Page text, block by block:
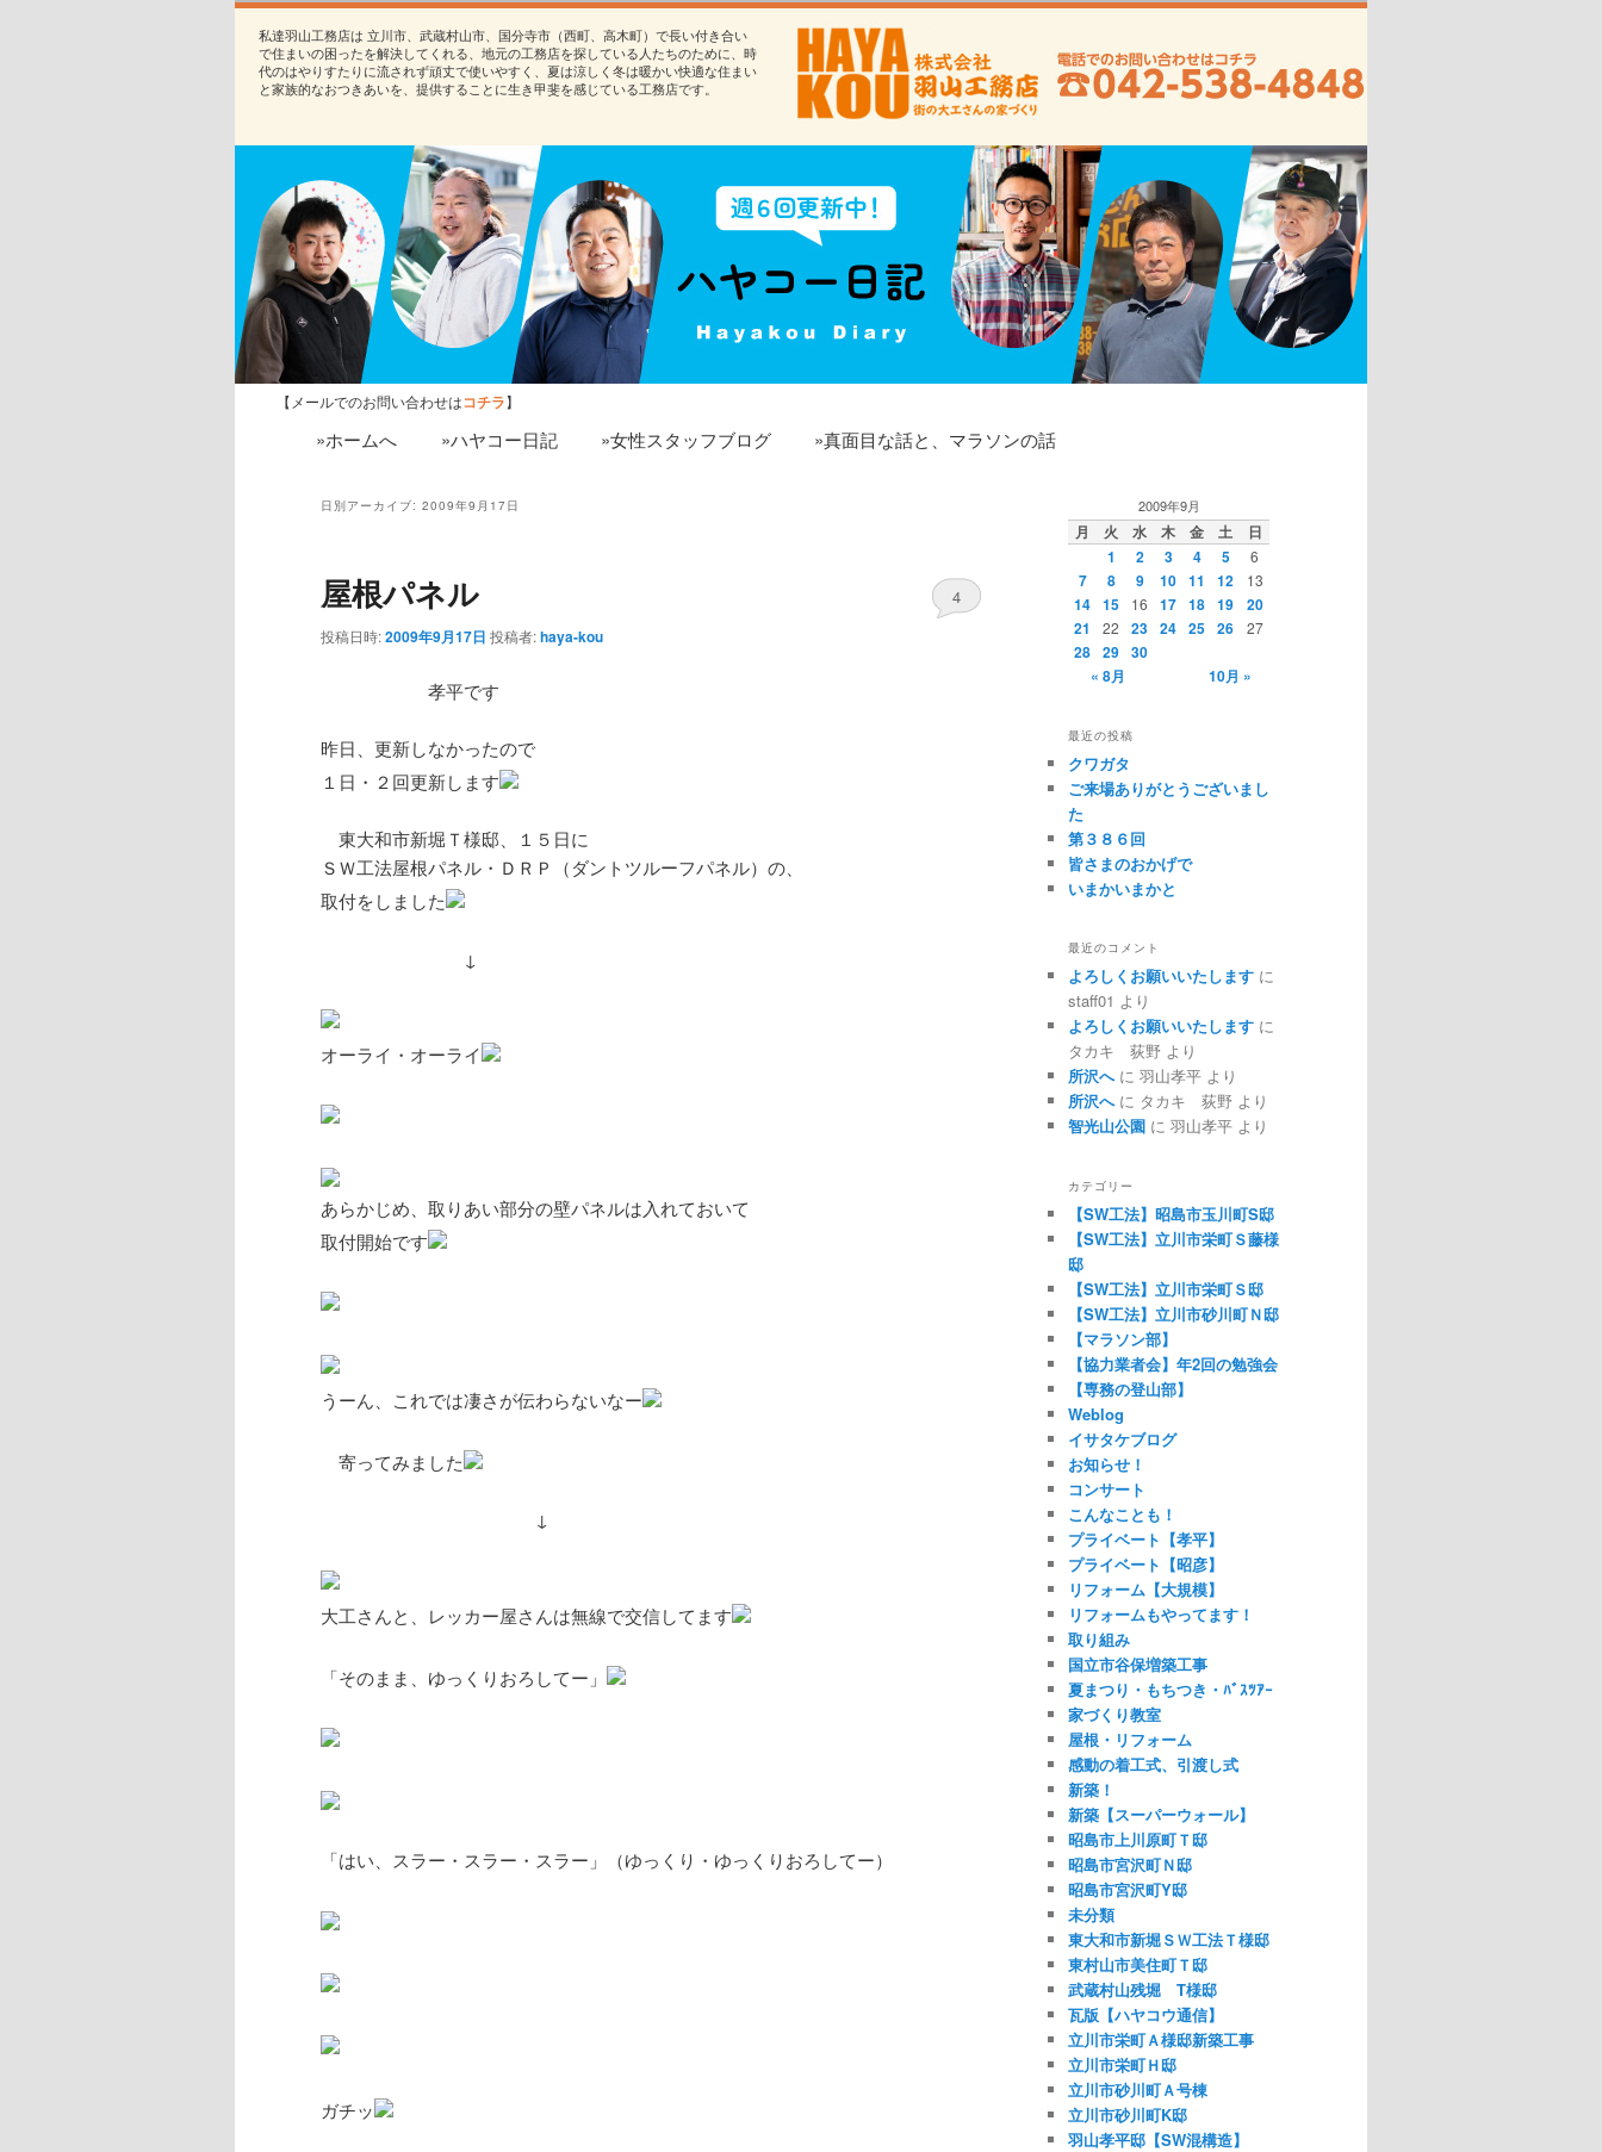
私達羽山工務店は 立川市、武蔵村山市、国分寺市（西町、高木町）で長い付き合い
で住まいの困ったを解決してくれる、地元の工務店を探している人たちのために、時
代のはやりすたりに流されず頑丈で使いやすく、夏は涼しく冬は暖かい快適な住まい
と家族的なおつきあいを、提供することに生き甲斐を感じている工務店です。
【メールでのお問い合わせはコチラ】
»ホームへ »ハヤコー日記 »女性スタッフブログ »真面目な話と、マラソンの話
日別アーカイブ:2009年9月17日
屋根パネル
投稿日時:2009年9月17日 投稿者:haya-kou
4
孝平です
昨日、更新しなかったので
１日・２回更新します
東大和市新堀Ｔ様邸、１５日に
ＳＷ工法屋根パネル・ＤＲＰ（ダントツルーフパネル）の、
取付をしました
↓
オーライ・オーライ
あらかじめ、取りあい部分の壁パネルは入れておいて
取付開始です
うーん、これでは凄さが伝わらないなー
寄ってみました
↓
大工さんと、レッカー屋さんは無線で交信してます
「そのまま、ゆっくりおろしてー」
「はい、スラー・スラー・スラー」（ゆっくり・ゆっくりおろしてー）
ガチッ
2009年9月
月 火 水 木 金 土
日
1
2 3 4 5 6
7 8 9 10 11 12 13
14 15 16 17 18 19
20
21
22 23 24 25 26 27
28 29 30
« 8月
10月 »
最近の投稿
クワガタ
ご来場ありがとうございまし
た
第３８６回
皆さまのおかげで
いまかいまかと
最近のコメント
よろしくお願いいたします に
staff01 より
よろしくお願いいたします に
タカキ 荻野 より
所沢へに羽山孝平 より
所沢へに タカキ 荻野 より
智光山公園 に羽山孝平 より
カテゴリー
【SW工法】昭島市玉川町S邸
【SW工法】立川市栄町Ｓ藤様
邸
【SW工法】立川市栄町Ｓ邸
【SW工法】立川市砂川町Ｎ邸
【マラソン部】
【協力業者会】年2回の勉強会
【専務の登山部】
Weblog
イサタケブログ
お知らせ！
コンサート
こんなことも！
プライベート【孝平】
プライベート【昭彦】
リフォーム【大規模】
リフォームもやってます！
取り組み
国立市谷保増築工事
夏まつり・もちつき・ﾊﾞｽﾂｱｰ
家づくり教室
屋根・リフォーム
感動の着工式、引渡し式
新築！
新築【スーパーウォール】
昭島市上川原町Ｔ邸
昭島市宮沢町Ｎ邸
昭島市宮沢町Y邸
未分類
東大和市新堀ＳＷ工法Ｔ様邸
東村山市美住町Ｔ邸
武蔵村山残堀 T様邸
瓦版【ハヤコウ通信】
立川市栄町Ａ様邸新築工事
立川市栄町Ｈ邸
立川市砂川町Ａ号棟
立川市砂川町K邸
羽山孝平邸【SW混構造】